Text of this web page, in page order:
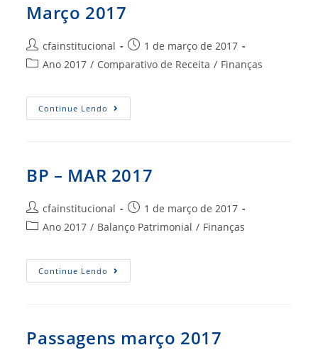
Março 2017
Autor
do
cfainstitucional
Post
publicado:
1 de março de 2017
Categoria
post:
Ano 2017 / Comparativo de Receita / Finanças
Continue Lendo Março
2017
BP – MAR 2017
Autor
do
cfainstitucional
Post
publicado:
1 de março de 2017
Categoria
post:
Ano 2017 / Balanço Patrimonial / Finanças
Continue Lendo BP
–
Passagens março 2017